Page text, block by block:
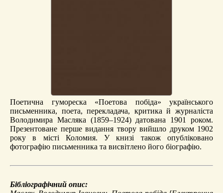
Поетична гумореска «Поетова побіда» українського
письменника, поета, перекладача, критика й журналіста
Володимира Масляка (1859–1924) датована 1901 роком.
Презентоване перше видання твору вийшло друком 1902
року в місті Коломия. У книзі також опубліковано
фотографію письменника та висвітлено його біографію.
Бібліографічний опис: